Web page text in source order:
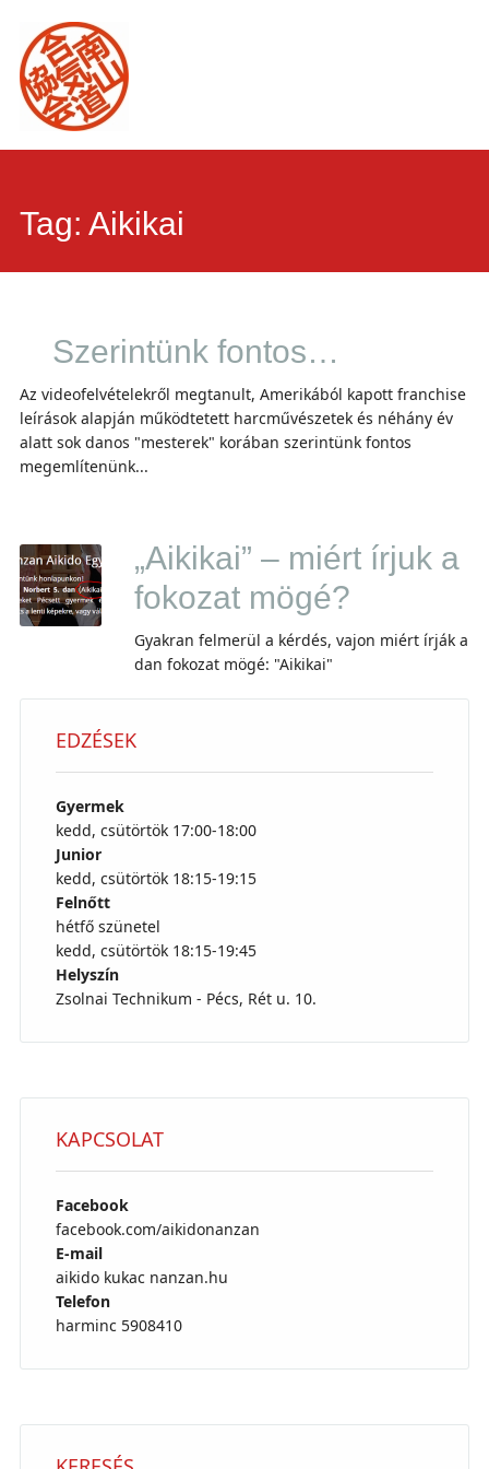
Tag: Aikikai
Szerintünk fontos…
Az videofelvételekről megtanult, Amerikából kapott franchise
leírások alapján működtetett harcművészetek és néhány év
alatt sok danos "mesterek" korában szerintünk fontos
megemlítenünk...
„Aikikai” – miért írjuk a
fokozat mögé?
Gyakran felmerül a kérdés, vajon miért írják a
dan fokozat mögé: "Aikikai"
EDZÉSEK
Gyermek
kedd, csütörtök 17:00-18:00
Junior
kedd, csütörtök 18:15-19:15
Felnőtt
hétfő szünetel
kedd, csütörtök 18:15-19:45
Helyszín
Zsolnai Technikum - Pécs, Rét u. 10.
KAPCSOLAT
Facebook
facebook.com/aikidonanzan
E-mail
aikido kukac nanzan.hu
Telefon
harminc 5908410